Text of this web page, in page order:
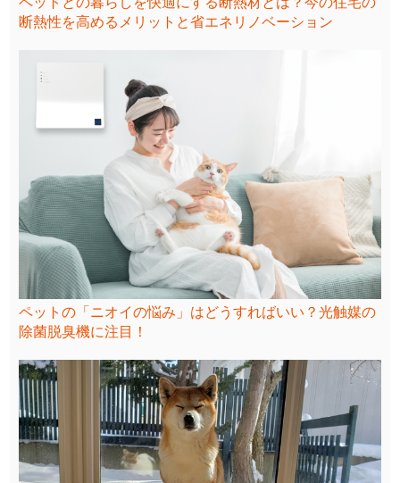
断熱性を高めるメリットと省エネリノベーション
ペットの「ニオイの悩み」はどうすればいい？光触媒の
除菌脱臭機に注目！